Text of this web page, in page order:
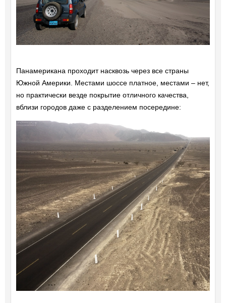
Панамерикана проходит насквозь через все страны
Южной Америки. Местами шоссе платное, местами – нет,
но практически везде покрытие отличного качества,
вблизи городов даже с разделением посередине: